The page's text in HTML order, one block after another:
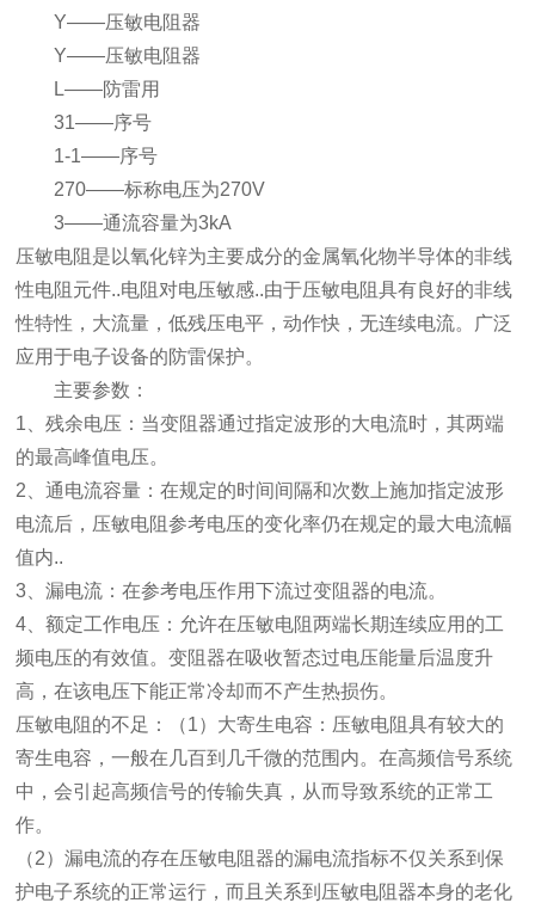
Y——压敏电阻器
Y——压敏电阻器
L——防雷用
31——序号
1-1——序号
270——标称电压为270V
3——通流容量为3kA
压敏电阻是以氧化锌为主要成分的金属氧化物半导体的非线
性电阻元件..电阻对电压敏感..由于压敏电阻具有良好的非线
性特性，大流量，低残压电平，动作快，无连续电流。广泛
应用于电子设备的防雷保护。
主要参数：
1、残余电压：当变阻器通过指定波形的大电流时，其两端
的最高峰值电压。
2、通电流容量：在规定的时间间隔和次数上施加指定波形
电流后，压敏电阻参考电压的变化率仍在规定的最大电流幅
值内..
3、漏电流：在参考电压作用下流过变阻器的电流。
4、额定工作电压：允许在压敏电阻两端长期连续应用的工
频电压的有效值。变阻器在吸收暂态过电压能量后温度升
高，在该电压下能正常冷却而不产生热损伤。
压敏电阻的不足：（1）大寄生电容：压敏电阻具有较大的
寄生电容，一般在几百到几千微的范围内。在高频信号系统
中，会引起高频信号的传输失真，从而导致系统的正常工
作。
（2）漏电流的存在压敏电阻器的漏电流指标不仅关系到保
护电子系统的正常运行，而且关系到压敏电阻器本身的老化